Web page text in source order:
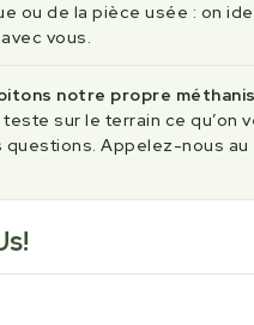
ou de la pièce usée : on
vous.
notre propre
teste sur le terrain ce qu’on
questions. Appelez-nous au